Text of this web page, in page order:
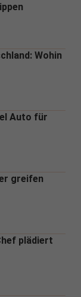
Wohin
Auto für
greifen
plädiert